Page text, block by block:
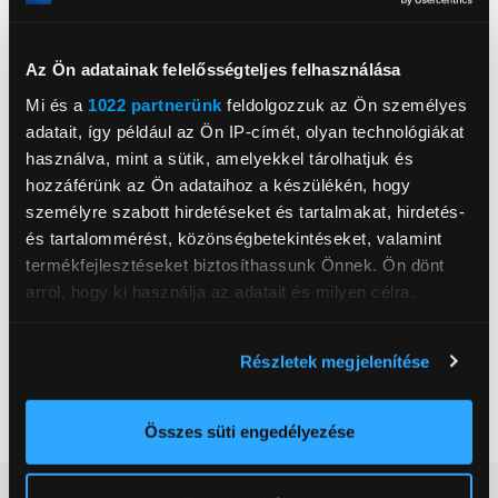
Az Ön adatainak felelősségteljes felhasználása
Mi és a 1022 partnerünk feldolgozzuk az Ön személyes
adatait, így például az Ön IP-címét, olyan technológiákat
használva, mint a sütik, amelyekkel tárolhatjuk és
hozzáférünk az Ön adataihoz a készülékén, hogy
személyre szabott hirdetéseket és tartalmakat, hirdetés-
és tartalommérést, közönségbetekintéseket, valamint
termékfejlesztéseket biztosíthassunk Önnek. Ön dönt
arról, hogy ki használja az adatait és milyen célra.
elhelyezkedéséről pár méteres pontossággal
Az Ön készülékén beazonosítása annak konkrét
Részletek megjelenítése
Összes süti engedélyezése
www.lenovo.com
Processzor
AMD® Ryzen™ 3 7320U (up
to 4,10GHz)
Operációs rendszer
Nincs operációs rendszer
Memória mérete RAM
16 GB
Háttértár mérete
512 GB
Videókártya
AMD® Radeon™ 610M
Graphics
FullHD (1920x1080)
Szürke